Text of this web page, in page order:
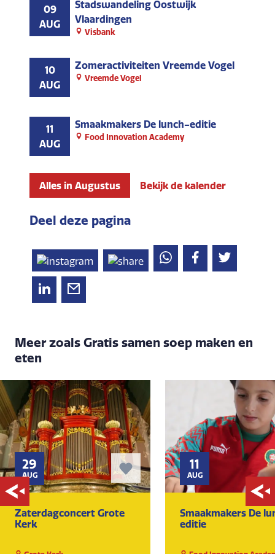
09
AUG
Stadswandeling Oostwijk
Vlaardingen
Visbank
10
AUG
Zomeractiviteiten Vreemde Vogel
Vreemde Vogel
11
AUG
Smaakmakers De lunch-editie
Food Innovation Academy
Alles in Augustus Bekijk de kalender
Deel deze pagina
Meer zoals Gratis samen soep maken en
eten
29
AUG
Zaterdagconcert Grote
Kerk
11
AUG
Smaakmakers De
editie